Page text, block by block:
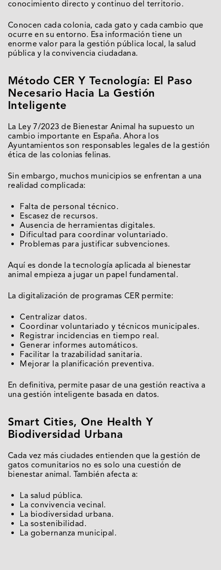
conocimiento directo y continuo del territorio.
Conocen cada colonia, cada gato y cada cambio que
ocurre en su entorno. Esa información tiene un
enorme valor para la gestión pública local, la salud
pública y la convivencia ciudadana.
Método CER Y Tecnología: El Paso
Necesario Hacia La Gestión
Inteligente
La Ley 7/2023 de Bienestar Animal ha supuesto un
cambio importante en España. Ahora los
Ayuntamientos son responsables legales de la gestión
ética de las colonias felinas.
Sin embargo, muchos municipios se enfrentan a una
realidad complicada:
Falta de personal técnico.
Escasez de recursos.
Ausencia de herramientas digitales.
Dificultad para coordinar voluntariado.
Problemas para justificar subvenciones.
Aquí es donde la tecnología aplicada al bienestar
animal empieza a jugar un papel fundamental.
La digitalización de programas CER permite:
Centralizar datos.
Coordinar voluntariado y técnicos municipales.
Registrar incidencias en tiempo real.
Generar informes automáticos.
Facilitar la trazabilidad sanitaria.
Mejorar la planificación preventiva.
En definitiva, permite pasar de una gestión reactiva a
una gestión inteligente basada en datos.
Smart Cities, One Health Y
Biodiversidad Urbana
Cada vez más ciudades entienden que la gestión de
gatos comunitarios no es solo una cuestión de
bienestar animal. También afecta a:
La salud pública.
La convivencia vecinal.
La biodiversidad urbana.
La sostenibilidad.
La gobernanza municipal.